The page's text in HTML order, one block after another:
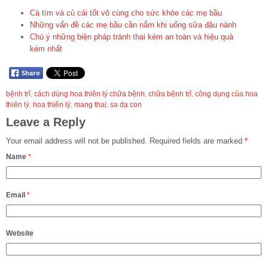
Cà tím và củ cải tốt vô cùng cho sức khỏe các mẹ bầu
Những vấn đề các mẹ bầu cần nắm khi uống sữa đậu nành
Chú ý những biện pháp tránh thai kém an toàn và hiệu quả
kém nhất
bệnh trĩ, cách dùng hoa thiên lý chữa bệnh, chữa bệnh trĩ, công dụng của hoa
thiên lý, hoa thiên lý, mang thai, sa dạ con
Leave a Reply
Your email address will not be published. Required fields are marked *
Name *
Email *
Website